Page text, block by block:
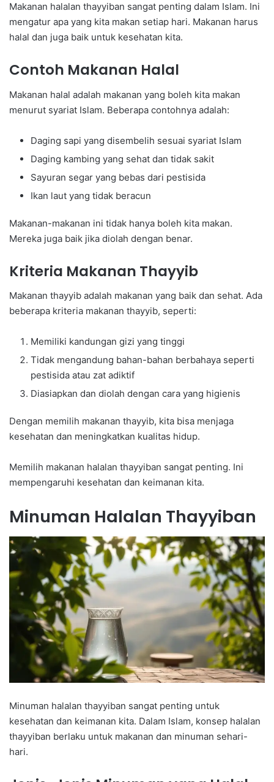
Makanan halalan thayyiban sangat penting dalam Islam. Ini
mengatur apa yang kita makan setiap hari. Makanan harus
halal dan juga baik untuk kesehatan kita.
Contoh Makanan Halal
Makanan halal adalah makanan yang boleh kita makan
menurut syariat Islam. Beberapa contohnya adalah:
Daging sapi yang disembelih sesuai syariat Islam
Daging kambing yang sehat dan tidak sakit
Sayuran segar yang bebas dari pestisida
Ikan laut yang tidak beracun
Makanan-makanan ini tidak hanya boleh kita makan.
Mereka juga baik jika diolah dengan benar.
Kriteria Makanan Thayyib
Makanan thayyib adalah makanan yang baik dan sehat. Ada
beberapa kriteria makanan thayyib, seperti:
Memiliki kandungan gizi yang tinggi
Tidak mengandung bahan-bahan berbahaya seperti
pestisida atau zat adiktif
Diasiapkan dan diolah dengan cara yang higienis
Dengan memilih makanan thayyib, kita bisa menjaga
kesehatan dan meningkatkan kualitas hidup.
Memilih makanan halalan thayyiban sangat penting. Ini
mempengaruhi kesehatan dan keimanan kita.
Minuman Halalan Thayyiban
Minuman halalan thayyiban sangat penting untuk
kesehatan dan keimanan kita. Dalam Islam, konsep halalan
thayyiban berlaku untuk makanan dan minuman sehari-
hari.